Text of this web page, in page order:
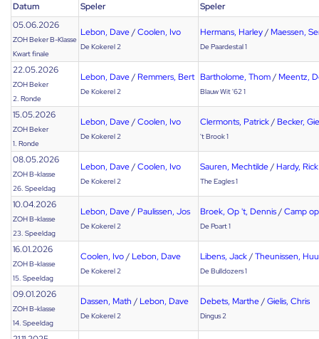
Datum Speler
Speler
05.06.2026
ZOH Beker B-Klasse
Kwart finale
Lebon, Dave/Coolen, Ivo
De Kokerel 2
Hermans, Harley/ Maessen,
De Paardestal 1
22.05.2026
ZOH Beker
2. Ronde
Lebon, Dave/ Remmers, Bert
De Kokerel 2
Bartholome, Thom/ Meentz,
Blauw Wit '62 1
15.05.2026
ZOH Beker
1. Ronde
Lebon, Dave/Coolen, Ivo
De Kokerel 2
Clermonts, Patrick/ Becker,
't Brook 1
08.05.2026
ZOH B-klasse
26. Speeldag
Lebon, Dave/Coolen, Ivo
De Kokerel 2
Sauren, Mechtilde/ Hardy, Rick
The Eagles 1
10.04.2026
ZOH B-klasse
23. Speeldag
Lebon, Dave/ Paulissen, Jos
De Kokerel 2
Broek, Op 't, Dennis/Camp
De Poart 1
16.01.2026
ZOH B-klasse
15. Speeldag
Coolen, Ivo/ Lebon, Dave
De Kokerel 2
Libens, Jack/Theunissen,
De Bulldozers 1
09.01.2026
ZOH B-klasse
14. Speeldag
Dassen, Math / Lebon, Dave
De Kokerel 2
Debets, Marthe/Gielis, Chris
Dingus 2